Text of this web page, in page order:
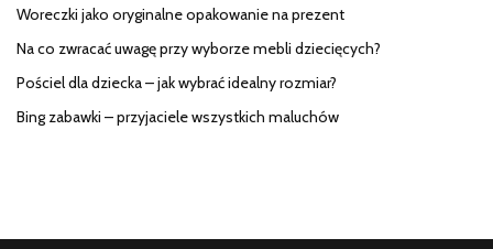
Woreczki jako oryginalne opakowanie na prezent
Na co zwracać uwagę przy wyborze mebli dziecięcych?
Pościel dla dziecka – jak wybrać idealny rozmiar?
Bing zabawki – przyjaciele wszystkich maluchów